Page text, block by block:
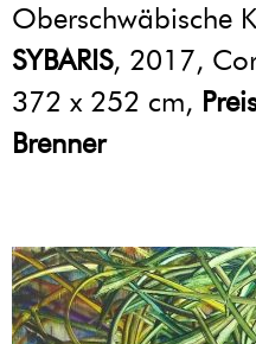
Oberschwäbische
SYBARIS, 2017,
372 x 252 cm,
Brenner